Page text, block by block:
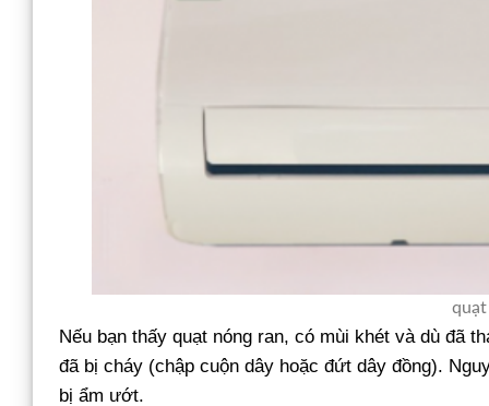
quạt
Nếu bạn thấy quạt nóng ran, có mùi khét và dù đã
đã bị cháy (chập cuộn dây hoặc đứt dây đồng).
bị ẩm ướt.